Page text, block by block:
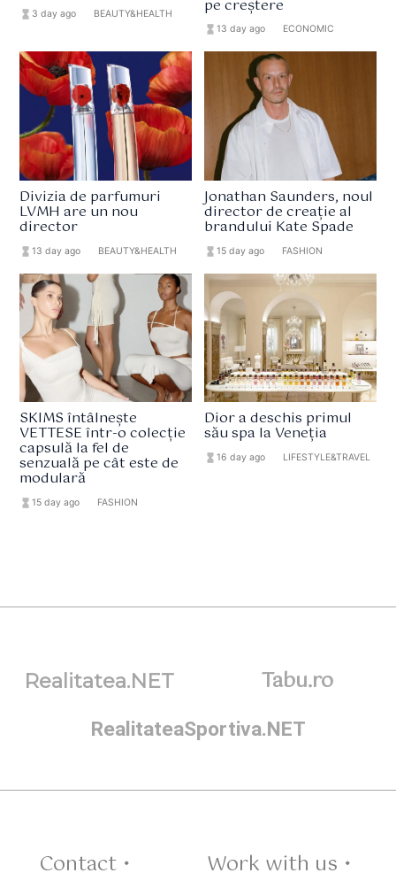
hourglass_full 3 day ago BEAUTY&HEALTH pe creștere
hourglass_full 13 day ago ECONOMIC
Divizia de parfumuri
LVMH are un nou
director
hourglass_full13 day ago BEAUTY&HEALTH
Jonathan Saunders, noul
director de creație al
brandului Kate Spade
hourglass_full 15 day ago FASHION
SKIMS întâlnește
VETTESE într-o colecție
capsulă la fel de
senzuală pe cât este de
modulară
hourglass_full15 day ago FASHION
Dior a deschis primul
său spa la Veneția
hourglass_full 16 day ago LIFESTYLE&TRAVEL
Realitatea.NET Tabu.ro
RealitateaSportiva.NET
Contact • Work with us •